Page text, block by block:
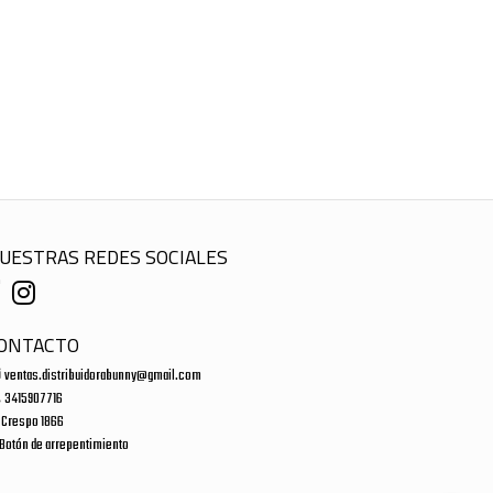
REDES SOCIALES
ventas.distribuidorabunny@gmail.com
3415907716
Crespo 1866
de arrepentimiento